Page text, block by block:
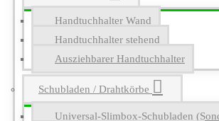
Handtuchhalter Wand
Handtuchhalter stehend
Ausziehbarer Handtuchhalter
Schubladen / Drahtkörbe
Universal-Slimbox-Schubladen